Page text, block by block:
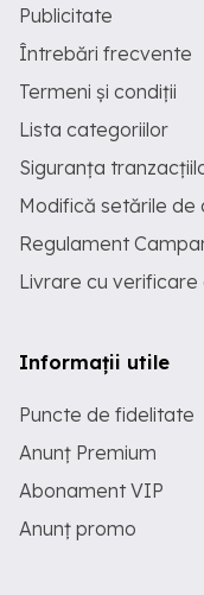
Publicitate
Întrebări frecvente
Termeni și condiții
Lista categoriilor
Siguranța
Modifică setările
Regulament
Livrare cu verificare
Informații utile
Puncte de fidelitate
Anunț Premium
Abonament VIP
Anunț promo